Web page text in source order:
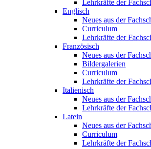
Lehrkräfte der
Englisch
Neues aus der
Curriculum
Lehrkräfte der
Französisch
Neues aus der
Bildergalerien
Curriculum
Lehrkräfte der
Italienisch
Neues aus der
Lehrkräfte der
Latein
Neues aus der
Curriculum
Lehrkräfte der